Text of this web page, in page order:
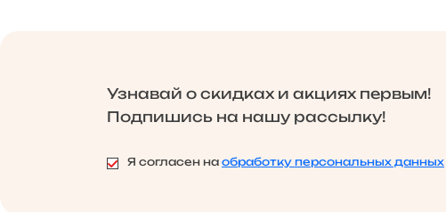
Узнавай о скидках и акциях первым!
Подпишись на нашу рассылку!
Я согласен на обработку персональных данных